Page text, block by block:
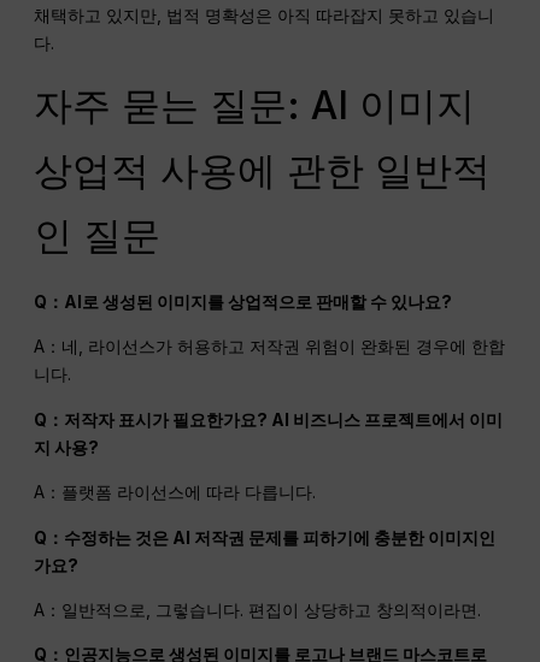
채택하고 있지만, 법적 명확성은 아직 따라잡지 못하고 있습니
다.
자주 묻는 질문: AI 이미지
상업적 사용에 관한 일반적
인 질문
Q：AI로 생성된 이미지를 상업적으로 판매할 수 있나요?
A：네, 라이선스가 허용하고 저작권 위험이 완화된 경우에 한합
니다.
Q：저작자 표시가 필요한가요? AI 비즈니스 프로젝트에서 이미
지 사용?
A：플랫폼 라이선스에 따라 다릅니다.
Q：수정하는 것은 AI 저작권 문제를 피하기에 충분한 이미지인
가요?
A：일반적으로, 그렇습니다. 편집이 상당하고 창의적이라면.
Q：인공지능으로 생성된 이미지를 로고나 브랜드 마스코트로